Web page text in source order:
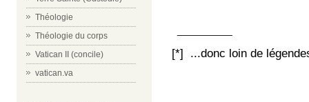
Théologie
Théologie du corps
Vatican II (concile)
vatican.va
[*] ...donc loin de